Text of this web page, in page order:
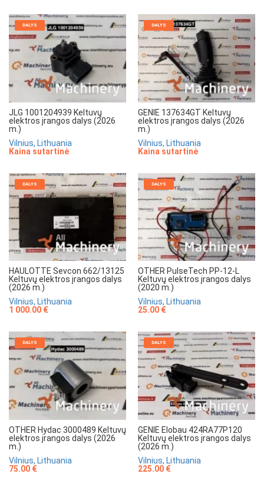
DALYS
JLG 1001204939 Keltuvų
elektros įrangos dalys (2026
m.)
Vilnius, Lithuania
Kaina sutartinė
DALYS
GENIE 137634GT Keltuvų
elektros įrangos dalys (2026
m.)
Vilnius, Lithuania
Kaina sutartinė
DALYS
HAULOTTE Sevcon 662/13125
Keltuvų elektros įrangos dalys
(2026 m.)
Vilnius, Lithuania
1 000.00 €
DALYS
OTHER PulseTech PP-12-L
Keltuvų elektros įrangos dalys
(2020 m.)
Vilnius, Lithuania
25.00 €
DALYS
OTHER Hydac 3000489 Keltuvų
elektros įrangos dalys (2026
m.)
Vilnius, Lithuania
75.00 €
DALYS
GENIE Elobau 424RA77P120
Keltuvų elektros įrangos dalys
(2026 m.)
Vilnius, Lithuania
225.00 €